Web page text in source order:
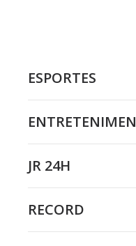
ESPORTES
JR 24H
RECORD